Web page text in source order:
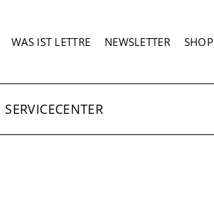
SEKUNDÄRNAVIGATION
WAS IST LETTRE NEWSLETTER SHOP
SERVICECENTER